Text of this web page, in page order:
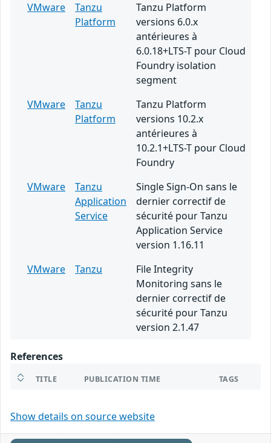
VMware
Tanzu
Platform
Tanzu Platform
versions 6.0.x
antérieures à
6.0.18+LTS-T pour Cloud
Foundry isolation
segment
VMware
Tanzu
Platform
Tanzu Platform
versions 10.2.x
antérieures à
10.2.1+LTS-T pour Cloud
Foundry
VMware
Tanzu
Application
Service
Single Sign-On sans le
dernier correctif de
sécurité pour Tanzu
Application Service
version 1.16.11
VMware
Tanzu
File Integrity
Monitoring sans le
dernier correctif de
sécurité pour Tanzu
version 2.1.47
References
TITLE PUBLICATION TIME TAGS
Show details on source website